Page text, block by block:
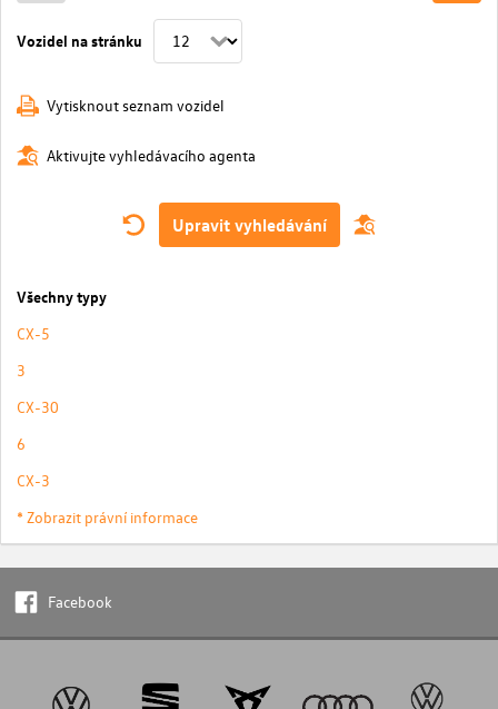
Vozidel na stránku
Vytisknout seznam vozidel
Aktivujte vyhledávacího agenta
Upravit vyhledávání
Všechny typy
CX-5
3
CX-30
6
CX-3
* Zobrazit právní informace
Facebook